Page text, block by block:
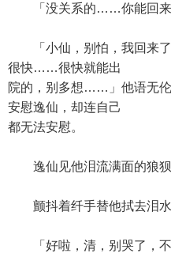
「没关系的……你能回来
「小仙，别怕，我回来
很快……很快就能出
院的，别多想……」他语无
安慰逸仙，却连自己
都无法安慰。
逸仙见他泪流满面的狼狈
颤抖着纤手替他拭去泪水
「好啦，清，别哭了，